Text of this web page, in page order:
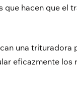
que hacen que el
una trituradora
eficazmente los